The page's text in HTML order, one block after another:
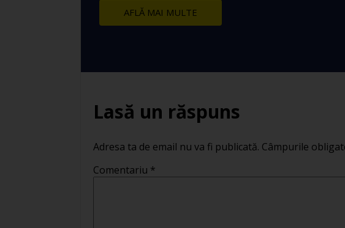
AFLĂ MAI MULTE
Lasă un răspuns
Adresa ta de email nu va fi publicată. Câmpurile
Comentariu *